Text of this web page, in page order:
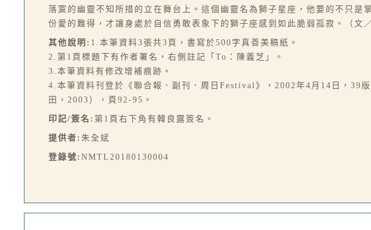
落寞的幽靈不知所措的立在舞台上。這個幽靈名為獅子星座，他要的不只
份愛的難得，才讓身處於自信勇敢表象下的獅子座感到如此脆弱孤寂。（文
其他說明: 1.本筆資料3張共3頁，書寫於500字真善美稿紙。
2.第1頁標題下有作者署名，右側註記「To：陳義芝」。
3.本筆資料有修改增補痕跡。
4.本筆資料刊登於《聯合報．副刊．周日Festival》，2002年4月14日，39
田，2003），頁92-95。
印記/簽名: 第1頁右下角有韓良露簽名。
提供者: 朱全斌
登錄號: NMTL20180130004